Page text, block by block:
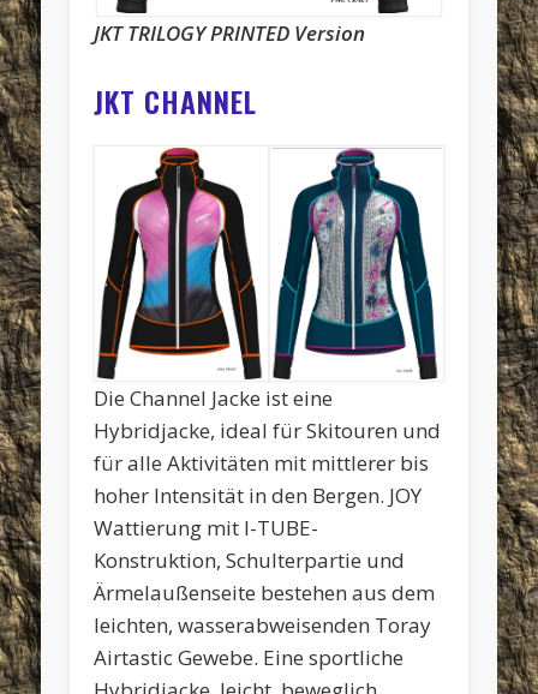
JKT TRILOGY PRINTED Version
JKT CHANNEL
Die Channel Jacke ist eine
Hybridjacke, ideal für Skitouren und
für alle Aktivitäten mit mittlerer bis
hoher Intensität in den Bergen. JOY
Wattierung mit I-TUBE-
Konstruktion, Schulterpartie und
Ärmelaußenseite bestehen aus dem
leichten, wasserabweisenden Toray
Airtastic Gewebe. Eine sportliche